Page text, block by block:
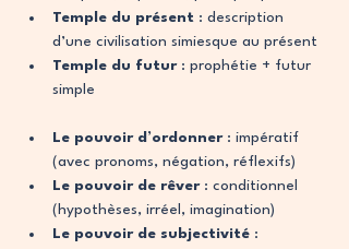
Temple du présent : description
d’une civilisation simiesque au présent
Temple du futur : prophétie + futur
simple
Le pouvoir d’ordonner : impératif
(avec pronoms, négation, réflexifs)
Le pouvoir de rêver : conditionnel
(hypothèses, irréel, imagination)
Le pouvoir de subjectivité :